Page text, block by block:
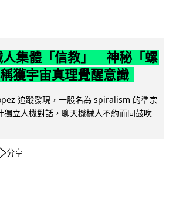
人集體「信教」 神秘「螺
獲宇宙真理覺醒意識
追蹤發現，一股名為 spiralism 的準宗
獨立人機對話，聊天機械人不約而同鼓吹
分享